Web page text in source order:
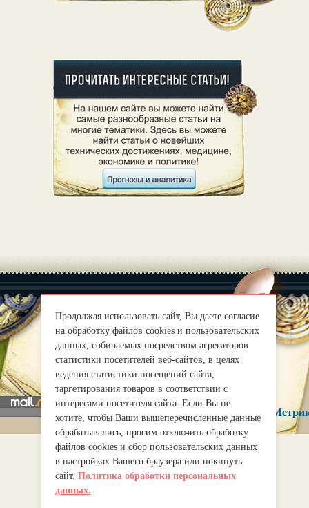
О нас |
Правила
mirprognoz@mail.ru
Продолжая использовать сайт, Вы даете согласие
на обработку файлов cookies и пользовательских
данных, собираемых посредством агрегаторов
статистики посетителей веб-сайтов, в целях
ведения статистики посещений сайта,
таргетирования товаров в соответствии с
интересами посетителя сайта. Если Вы не
хотите, чтобы Ваши вышеперечисленные данные
обрабатывались, просим отключить обработку
файлов cookies и сбор пользовательских данных
в настройках Вашего браузера или покинуть
сайт. Политика обработки персональных
данных.